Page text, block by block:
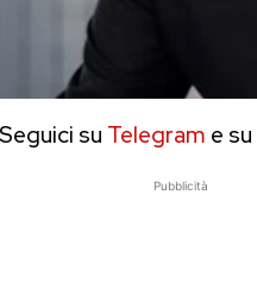
Seguici su Telegram e su
Pubblicità